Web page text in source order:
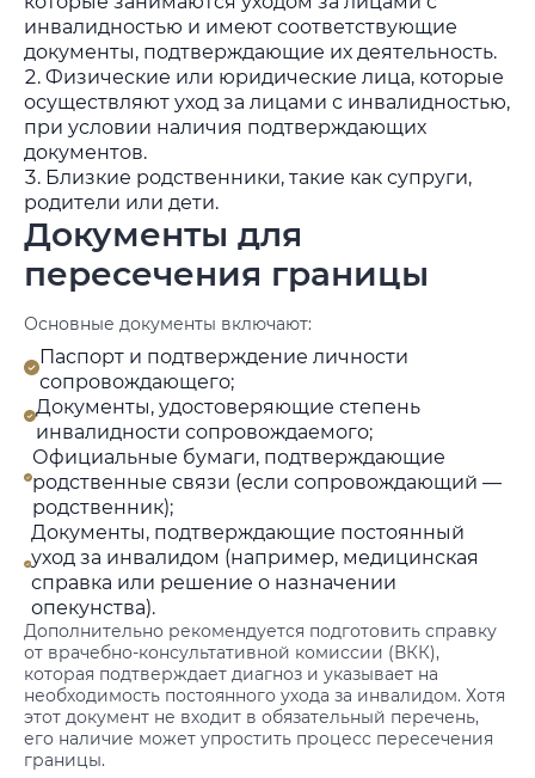
инвалидностью и имеют соответствующие
документы, подтверждающие их деятельность.
Физические или юридические лица, которые
осуществляют уход за лицами с инвалидностью,
при условии наличия подтверждающих
документов.
Близкие родственники, такие как супруги,
родители или дети.
Документы для
пересечения границы
Основные документы включают:
Паспорт и подтверждение личности
сопровождающего;
Документы, удостоверяющие степень
инвалидности сопровождаемого;
Официальные бумаги, подтверждающие
родственные связи (если сопровождающий —
родственник);
Документы, подтверждающие постоянный
уход за инвалидом (например, медицинская
справка или решение о назначении
опекунства).
Дополнительно рекомендуется подготовить справку
от врачебно-консультативной комиссии (ВКК),
которая подтверждает диагноз и указывает на
необходимость постоянного ухода за инвалидом. Хотя
этот документ не входит в обязательный перечень,
его наличие может упростить процесс пересечения
границы.